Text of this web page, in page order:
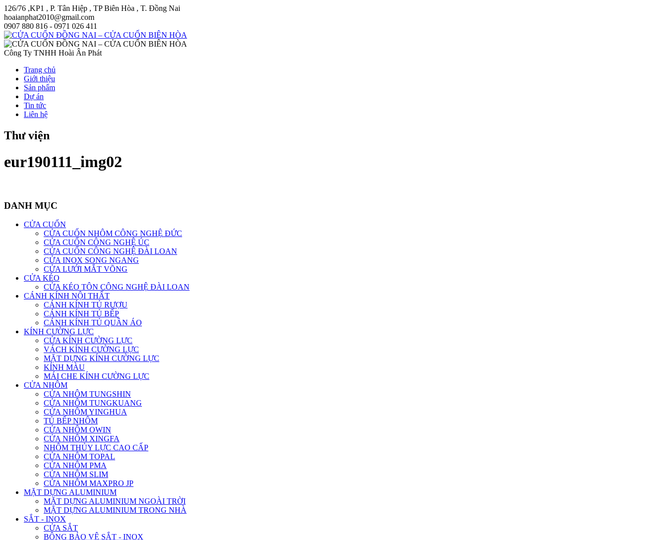
126/76 ,KP1 , P. Tân Hiệp , TP Biên Hòa , T. Đồng Nai
hoaianphat2010@gmail.com
0907 880 816 - 0971 026 411
Công Ty TNHH Hoài Ân Phát
Trang chủ
Giới thiệu
Sản phẩm
Dự án
Tin tức
Liên hệ
Thư viện
eur190111_img02
DANH MỤC
CỬA CUỐN
CỬA CUỐN NHÔM CÔNG NGHỆ ĐỨC
CỬA CUỐN CÔNG NGHỆ ÚC
CỬA CUỐN CÔNG NGHỆ ĐÀI LOAN
CỬA INOX SONG NGANG
CỬA LƯỚI MẮT VÕNG
CỬA KÉO
CỬA KÉO TÔN CÔNG NGHỆ ĐÀI LOAN
CÁNH KÍNH NỘI THẤT
CÁNH KÍNH TỦ RƯỢU
CÁNH KÍNH TỦ BẾP
CÁNH KÍNH TỦ QUẦN ÁO
KÍNH CƯỜNG LỰC
CỬA KÍNH CƯỜNG LỰC
VÁCH KÍNH CƯỜNG LỰC
MẶT DỰNG KÍNH CƯỜNG LỰC
KÍNH MÀU
MÁI CHE KÍNH CƯỜNG LỰC
CỬA NHÔM
CỬA NHÔM TUNGSHIN
CỬA NHÔM TUNGKUANG
CỬA NHÔM YINGHUA
TỦ BẾP NHÔM
CỬA NHÔM OWIN
CỬA NHÔM XINGFA
NHÔM THỦY LỰC CAO CẤP
CỬA NHÔM TOPAL
CỬA NHÔM PMA
CỬA NHÔM SLIM
CỬA NHÔM MAXPRO JP
MẶT DỰNG ALUMINIUM
MẶT DỰNG ALUMINIUM NGOÀI TRỜI
MẶT DỰNG ALUMINIUM TRONG NHÀ
SẮT - INOX
CỬA SẮT
BÔNG BẢO VỆ SẮT - INOX